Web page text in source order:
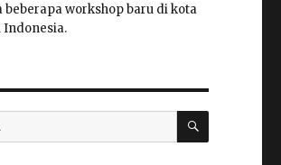
beberapa workshop baru di kota
SEARCH